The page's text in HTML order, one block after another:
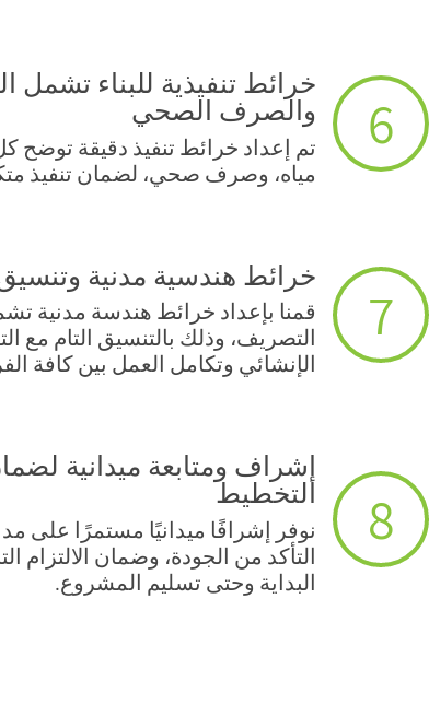
6
خرائط تنفيذية للبناء تشمل
والصرف الصحي
تم إعداد خرائط تنفيذ دقيقة توضح كل
مياه، وصرف صحي، لضمان تنفيذ
7
خرائط هندسية مدنية
قمنا بإعداد خرائط هندسة مدنية
التصريف، وذلك بالتنسيق التام مع
الإنشائي وتكامل العمل بين كافة
8
إشراف ومتابعة ميدانية
التخطيط
نوفر إشرافًا ميدانيًا مستمرًا على
التأكد من الجودة، وضمان
البداية وحتى تسليم المشروع.